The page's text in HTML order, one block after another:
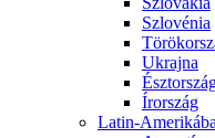
Szlovénia
Ukrajna
Írország
Latin-